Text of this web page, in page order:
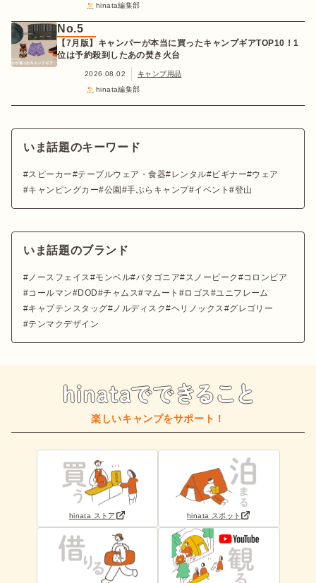
hinata編集部
No.5
【7月版】キャンパーが本当に買ったキャンプギアTOP10！1
位は予約殺到したあの焚き火台
2026.08.02
キャンプ用品
hinata編集部
いま話題のキーワード
スピーカー テーブルウェア・食器 レンタル ビギナー
ウェア
キャンピングカー 公園 手ぶらキャンプ イベント 登山
いま話題のブランド
ノースフェイス モンベル パタゴニア スノーピーク
コロンビア
コールマン
DOD チャムス マムート ロゴス
ユニフレーム
キャプテンスタッグ
ノルディスク ヘリノックス
グレゴリー
テンマクデザイン
楽しいキャンプをサポート！
hinata ストア hinata スポット